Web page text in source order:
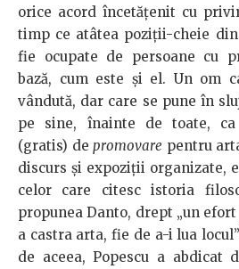
orice acord încetăţenit cu
timp ce atâtea poziţii-cheie
fie ocupate de persoane cu
bază, cum este şi el. Un om
vândută, dar care se pune în
pe sine, înainte de toate,
(gratis) de promovare pentru
discurs şi expoziţii organizate,
celor care citesc istoria
propunea Danto, drept „un
a castra arta, fie de a-i lua
de aceea, Popescu a abdicat